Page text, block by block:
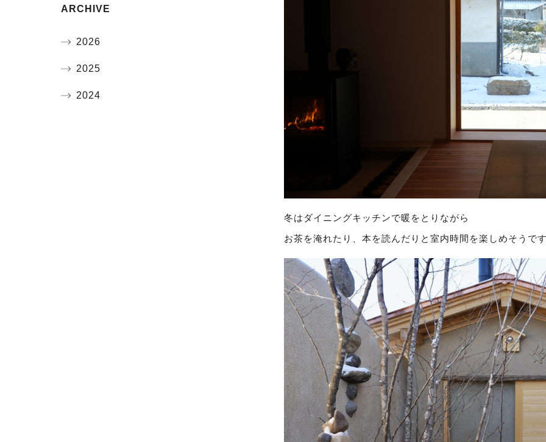
冬はダイニングキッチンで暖をとりながら
お茶を淹れたり、本を読んだりと室内時間を楽しめそうで
ARCHIVE
2026
2025
2024